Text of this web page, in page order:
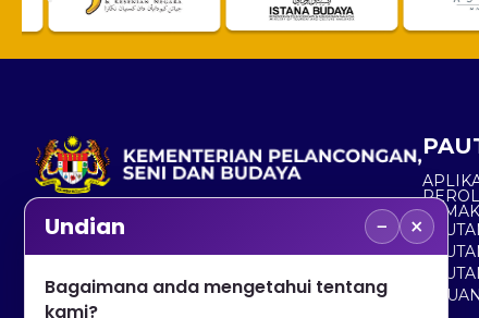
No. 2, Menara 1, Jalan P5/6, Presint 5,
+603 8000 8000
Undian − ×
Bagaimana anda mengetahui tentang
kami?